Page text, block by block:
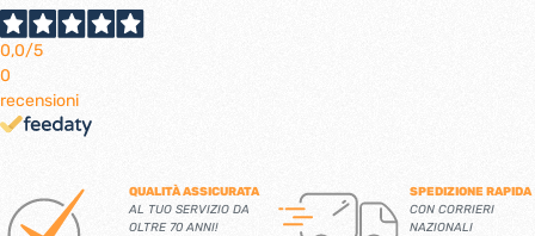
0,0/5
0
recensioni
QUALITÀ ASSICURATA
AL TUO SERVIZIO DA
OLTRE 70 ANNI!
SPEDIZIONE RAPIDA
CON CORRIERI
NAZIONALI